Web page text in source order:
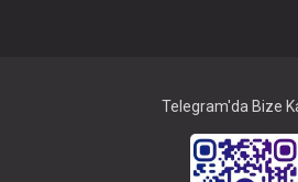
Telegram'da Bize